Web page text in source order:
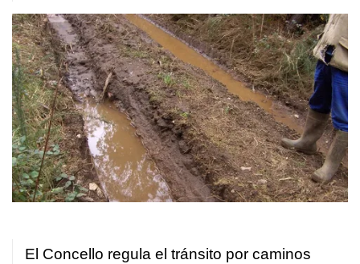
El Concello regula el tránsito por caminos